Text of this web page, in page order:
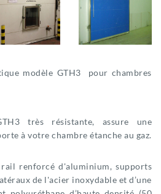
modèle GTH3 pour chambres
très résistante, assure une
à votre chambre étanche au gaz.
renforcé d'aluminium, supports
de l'acier inoxydable et d’une